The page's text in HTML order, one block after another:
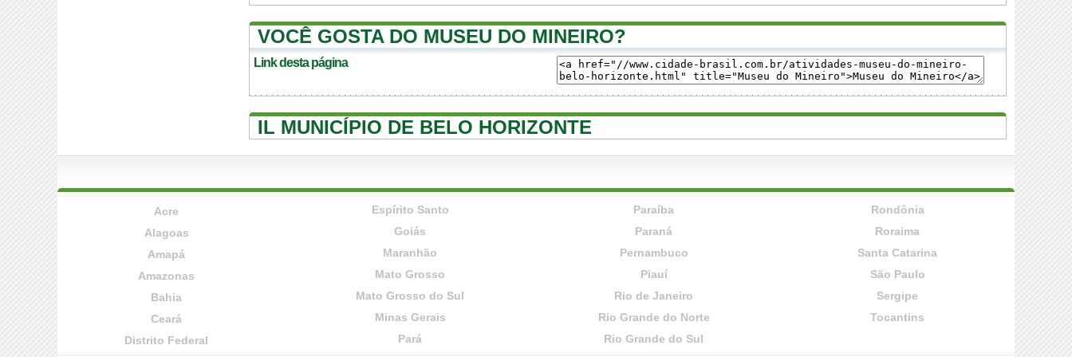
VOCÊ GOSTA DO MUSEU DO MINEIRO?
Link desta página
IL MUNICÍPIO DE BELO HORIZONTE
Acre
Alagoas
Amapá
Amazonas
Bahia
Ceará
Distrito Federal
Espírito Santo
Goiás
Maranhão
Mato Grosso
Mato Grosso do Sul
Minas Gerais
Pará
Paraíba
Paraná
Pernambuco
Piauí
Rio de Janeiro
Rio Grande do Norte
Rio Grande do Sul
Rondônia
Roraima
Santa Catarina
São Paulo
Sergipe
Tocantins